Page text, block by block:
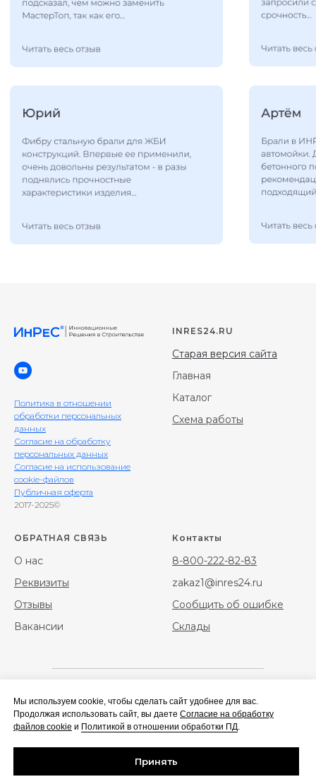
Мы используем cookie, чтобы сделать сайт удобнее для вас.
Продолжая использовать сайт, вы даете Согласие на обработку
файлов cookie и Политикой в отношении обработки ПД.
Принять
Политика в отношении
обработки персональных
данных
Согласие на обработку
персональных данных
Согласие на использование
cookie-файлов
Публичная оферта
2017-2025©
INRES24.RU
Старая версия сайта
Главная
Каталог
Схема работы
ОБРАТНАЯ СВЯЗЬ
О нас
Реквизиты
Отзывы
Вакансии
Контакты
8-800-222-82-83
zakaz1@inres24.ru
Сообщить об ошибке
Склады
Фибра
полипропиленовая
Фибра стальная
Сальники набивные/
нажимные